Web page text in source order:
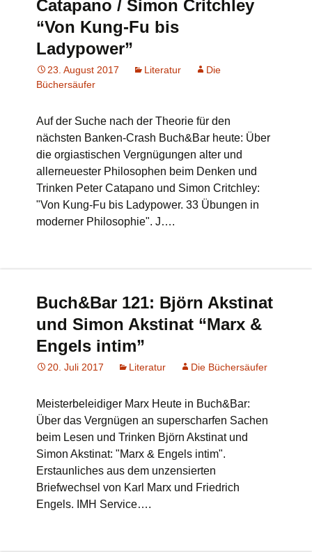
Catapano / Simon Critchley
“Von Kung-Fu bis
Ladypower”
23. August 2017 Literatur
Die
Büchersäufer
Auf der Suche nach der Theorie für den
nächsten Banken-Crash Buch&Bar heute: Über
die orgiastischen Vergnügungen alter und
allerneuester Philosophen beim Denken und
Trinken Peter Catapano und Simon Critchley:
"Von Kung-Fu bis Ladypower. 33 Übungen in
moderner Philosophie". J….
Buch&Bar 121: Björn Akstinat
und Simon Akstinat “Marx &
Engels intim”
20. Juli 2017 Literatur Die Büchersäufer
Meisterbeleidiger Marx Heute in Buch&Bar:
Über das Vergnügen an superscharfen Sachen
beim Lesen und Trinken Björn Akstinat und
Simon Akstinat: "Marx & Engels intim".
Erstaunliches aus dem unzensierten
Briefwechsel von Karl Marx und Friedrich
Engels. IMH Service….